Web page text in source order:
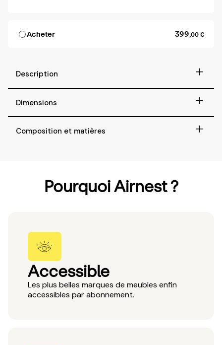
Acheter 399,00 €
Description +
Dimensions +
Composition et matières +
Pourquoi Airnest ?
Accessible
Les plus belles marques de meubles enfin
accessibles par abonnement.